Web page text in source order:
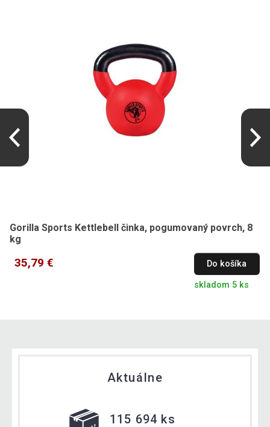
Gorilla Sports Kettlebell činka, pogumovaný povrch, 8
kg
35,79 € Do košíka
skladom 5 ks
Aktuálne
115 694 ks